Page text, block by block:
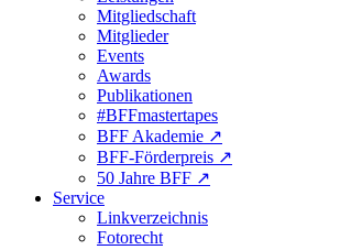
Mitgliedschaft
Mitglieder
Events
Awards
Publikationen
#BFFmastertapes
BFF Akademie ↗︎
BFF-Förderpreis ↗︎
50 Jahre BFF ↗︎
Service
Linkverzeichnis
Fotorecht